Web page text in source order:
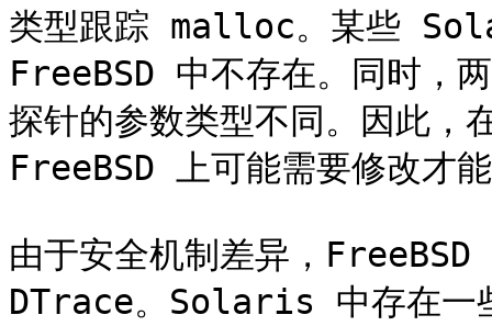
类型跟踪 malloc。某些
FreeBSD 中不存在。同时
探针的参数类型不同。因此
FreeBSD 上可能需要修改才
由于安全机制差异，
DTrace。Solaris 中存在一